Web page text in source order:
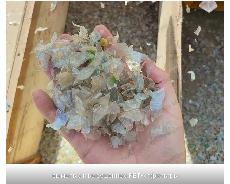
вымытые и высушенные PET-отфильтры